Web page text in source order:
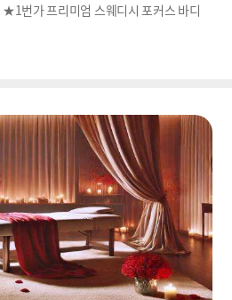
번가 프리미엄 스웨디시 포커스 바디